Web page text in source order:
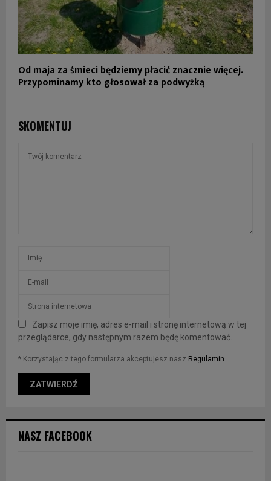
Od maja za śmieci będziemy płacić znacznie więcej.
Przypominamy kto głosował za podwyżką
SKOMENTUJ
Zapisz moje imię, adres e-mail i stronę internetową w tej
przeglądarce, gdy następnym razem będę komentować.
* Korzystając z tego formularza akceptujesz nasz Regulamin
NASZ FACEBOOK